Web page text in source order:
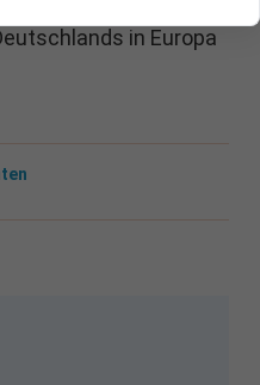
in Europa